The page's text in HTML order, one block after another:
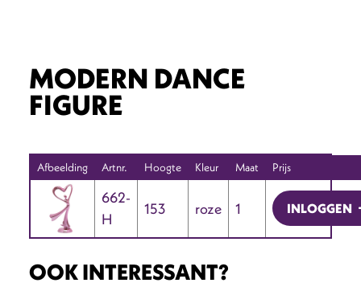
MODERN DANCE
FIGURE
Afbeelding Artnr. Hoogte Kleur Maat Prijs
662-
H
153 roze 1 INLOGGEN
OOK INTERESSANT?